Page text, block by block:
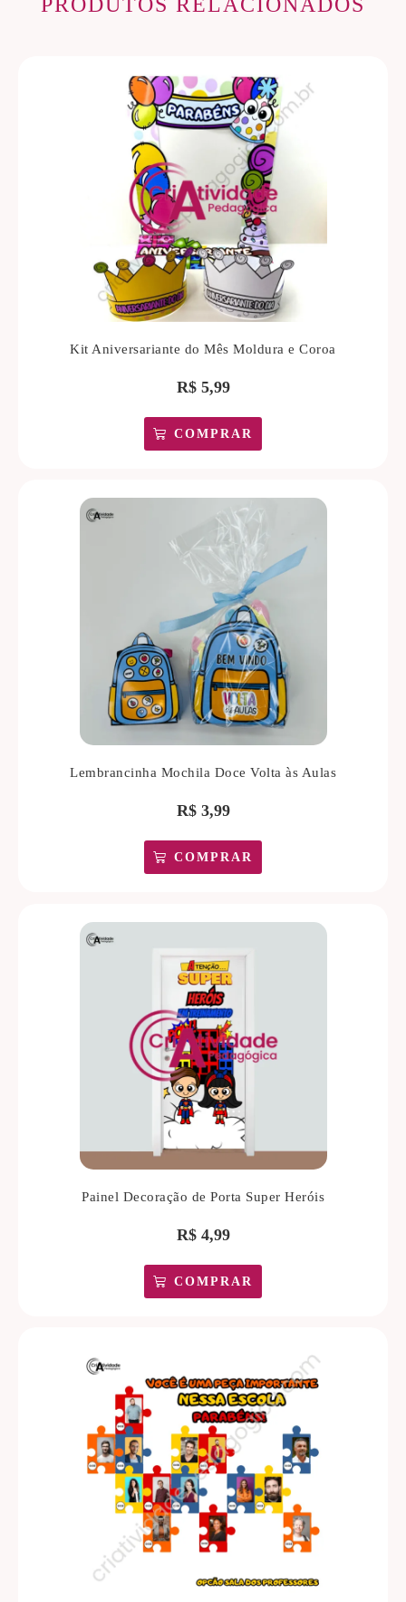
Kit Aniversariante do Mês Moldura e Coroa
R$5,99
COMPRAR
Lembrancinha Mochila Doce Volta às Aulas
R$3,99
COMPRAR
Painel Decoração de Porta Super Heróis
R$4,99
COMPRAR